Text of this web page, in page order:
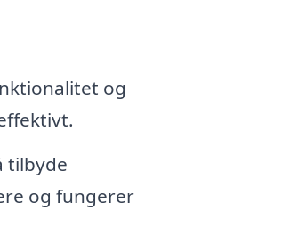
og
tilbyde
og fungerer